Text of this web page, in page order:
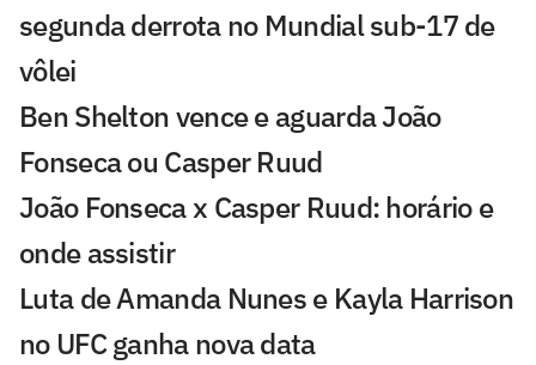
segunda derrota no Mundial sub-17 de
vôlei
Ben Shelton vence e aguarda João
Fonseca ou Casper Ruud
João Fonseca x Casper Ruud: horário e
onde assistir
Luta de Amanda Nunes e Kayla Harrison
no UFC ganha nova data